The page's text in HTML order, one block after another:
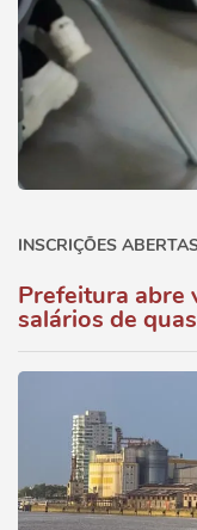
INSCRIÇÕES
Prefeitura abre
salários de